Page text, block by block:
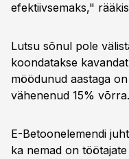
efektiivsemaks,"
Lutsu sõnul pole
koondatakse
möödunud aastaga
vähenenud 15% võrra.
E-Betoonelemendi
ka nemad on